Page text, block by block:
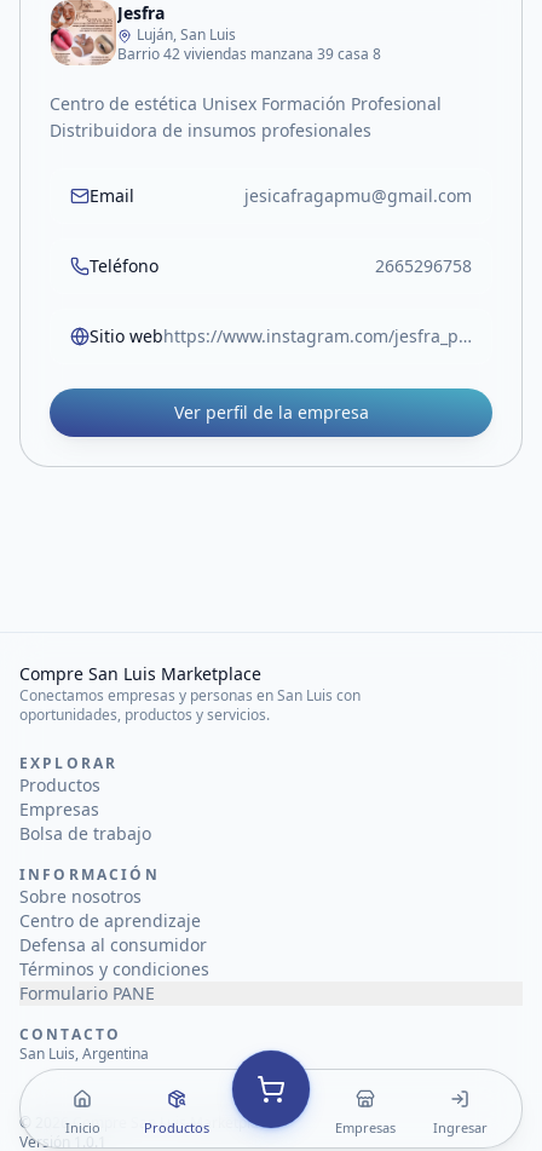
Jesfra
Luján, San Luis
Barrio 42 viviendas manzana 39 casa 8
Centro de estética Unisex Formación Profesional
Distribuidora de insumos profesionales
Email jesicafragapmu@gmail.com
Teléfono 2665296758
Sitio web https://www.instagram.com/jesfra_pmu?igsh=MWNoYXMxa2J4dmp5Zg==
Ver perfil de la empresa
Inicio Productos Empresas Ingresar
Compre San Luis Marketplace
Conectamos empresas y personas en San Luis con
oportunidades, productos y servicios.
EXPLORAR
Productos
Empresas
Bolsa de trabajo
INFORMACIÓN
Sobre nosotros
Centro de aprendizaje
Defensa al consumidor
Términos y condiciones
Formulario PANE
CONTACTO
San Luis, Argentina
© 2026Compre San Luis Marketplace
Versión 1.0.1